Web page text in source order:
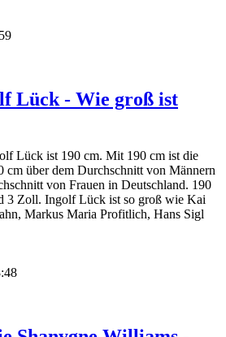
Lück - Wie groß ist
Lück ist 190 cm. Mit 190 cm ist die
über dem Durchschnitt von Männern
von Frauen in Deutschland. 190
3 Zoll. Ingolf Lück ist so groß wie Kai
Markus Maria Profitlich, Hans Sigl